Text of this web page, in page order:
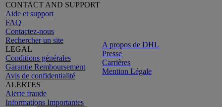
CONTACT AND SUPPORT
Aide et support
FAQ
Contactez-nous
Rechercher un site
LEGAL
Conditions générales
Garantie Remboursement
Avis de confidentialité
ALERTES
Alerte fraude
Informations Importantes
A propos de DHL
Presse
Carrières
Mention Légale